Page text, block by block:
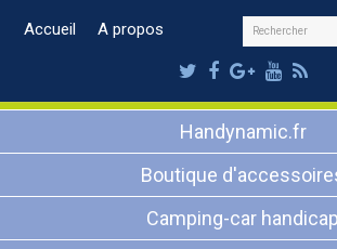
Accueil A propos Rechercher
Twitter
Facebook
Google
Plus
RSS
Handynamic.fr
Boutique
Camping-car handicap